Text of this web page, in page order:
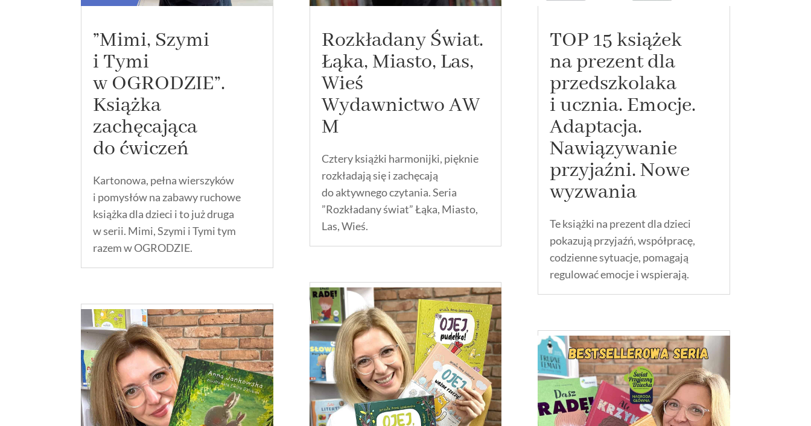
”Mimi, Szymi
i Tymi
w OGRODZIE”.
Książka
zachęcająca
do ćwiczeń
Kartonowa, pełna wierszyków
i pomysłów na zabawy ruchowe
książka dla dzieci i to już druga
w serii. Mimi, Szymi i Tymi tym
razem w OGRODZIE.
Rozkładany Świat.
Łąka, Miasto, Las,
Wieś
Wydawnictwo AW
M
Cztery książki harmonijki, pięknie
rozkładają się i zachęcają
do aktywnego czytania. Seria
”Rozkładany świat” Łąka, Miasto,
Las, Wieś.
TOP 15 książek
na prezent dla
przedszkolaka
i ucznia. Emocje.
Adaptacja.
Nawiązywanie
przyjaźni. Nowe
wyzwania
Te książki na prezent dla dzieci
pokazują przyjaźń, współpracę,
codzienne sytuacje, pomagają
regulować emocje i wspierają.